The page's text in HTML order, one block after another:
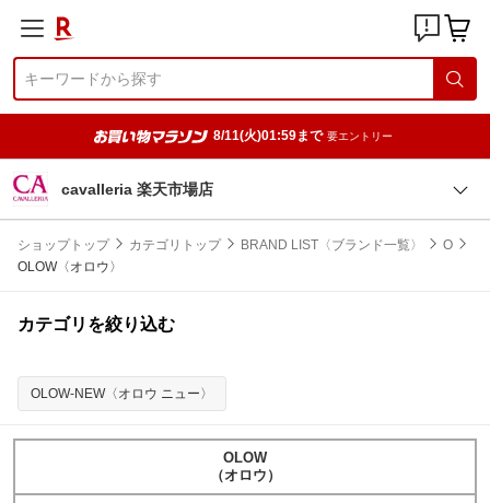
8/11(火)01:59まで 要エントリー
cavalleria 楽天市場店
ショップトップ カテゴリトップ BRAND LIST〈ブランド一覧〉
O
OLOW〈オロウ〉
カテゴリを絞り込む
OLOW-NEW〈オロウ ニュー〉
OLOW
（オロウ）